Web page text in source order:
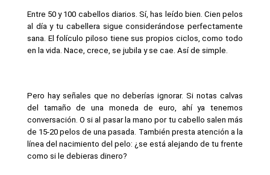
Entre 50 y 100 cabellos diarios. Sí, has leído bien. Cien pelos
al día y tu cabellera sigue considerándose perfectamente
sana. El folículo piloso tiene sus propios ciclos, como todo
en la vida. Nace, crece, se jubila y se cae. Así de simple.
Pero hay señales que no deberías ignorar. Si notas calvas
del tamaño de una moneda de euro, ahí ya tenemos
conversación. O si al pasar la mano por tu cabello salen más
de 15-20 pelos de una pasada. También presta atención a la
línea del nacimiento del pelo: ¿se está alejando de tu frente
como si le debieras dinero?